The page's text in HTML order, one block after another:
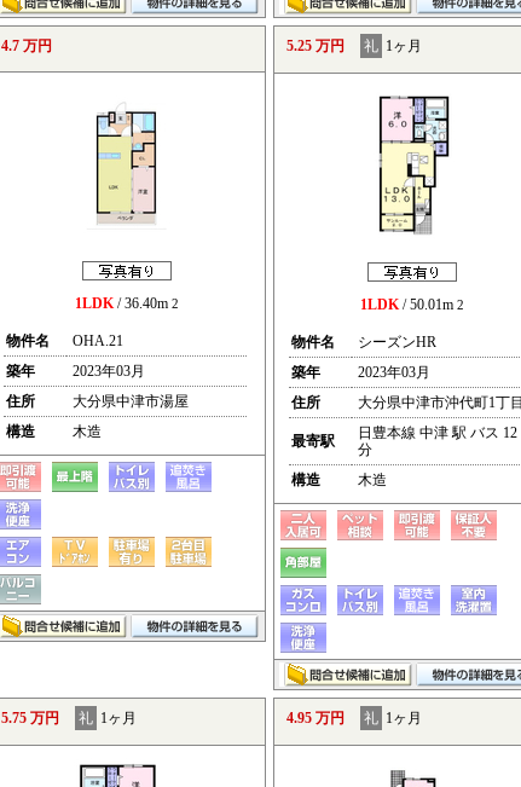
4.7 万円
1LDK/ 36.40m 2
物件名
OHA.21
築年
2023年03月
住所
大分県中津市湯屋
構造
木造
5.25 万円 礼 1ヶ月
1LDK/ 50.01m 2
物件名
シーズンHR
築年
2023年03月
住所
大分県中津市沖代町1丁
最寄駅
日豊本線 中津 駅 バス 12
分
構造
木造
5.75 万円 礼 1ヶ月 4.95 万円 礼 1ヶ月